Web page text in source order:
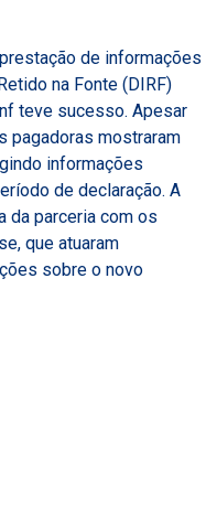
de informações
na Fonte (DIRF)
teve sucesso. Apesar
pagadoras mostraram
informações
de declaração. A
da parceria com os
que atuaram
sobre o novo